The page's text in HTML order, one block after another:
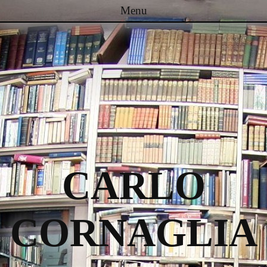
CARLO
CORNAGLIA
Menu
Passa al contenuto